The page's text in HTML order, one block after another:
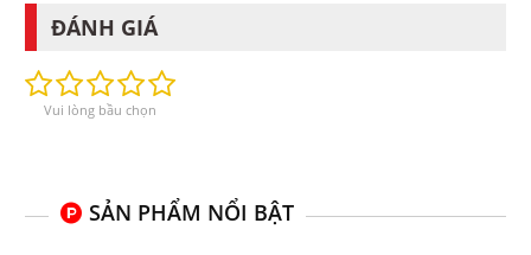
ĐÁNH GIÁ
Vui lòng bầu chọn
SẢN PHẨM NỔI BẬT